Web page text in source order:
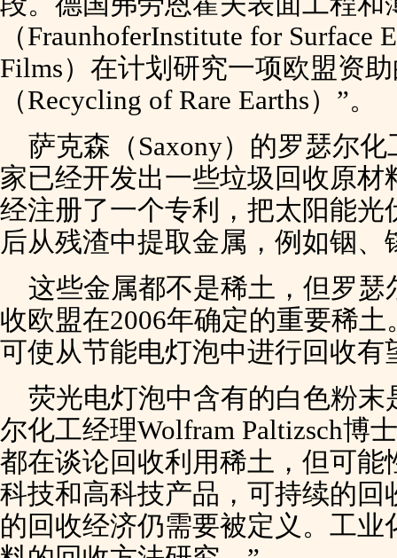
（FraunhoferInstitute for Surface
Films）在计划研究一项欧盟资
（Recycling of Rare Earths）”。
萨克森（Saxony）的罗瑟尔化
家已经开发出一些垃圾回收原
经注册了一个专利，把太阳能
后从残渣中提取金属，例如铟、
这些金属都不是稀土，但罗
收欧盟在2006年确定的重要稀
可使从节能电灯泡中进行回收有
荧光电灯泡中含有的白色粉
尔化工经理Wolfram Paltizsch博
都在谈论回收利用稀土，但可
科技和高科技产品，可持续的
的回收经济仍需要被定义。工